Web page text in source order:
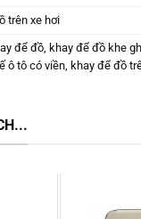
trên xe hơi
để đồ, khay để đồ khe
ô tô có viền, khay để đồ